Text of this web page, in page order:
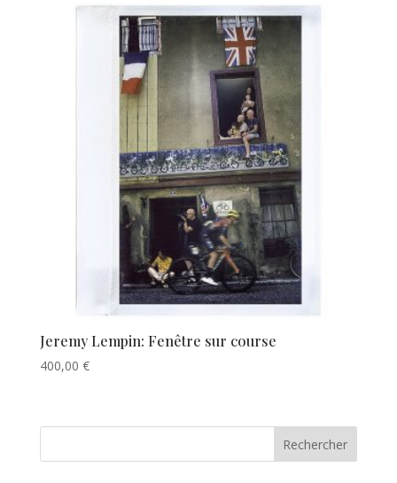
Jeremy Lempin: Fenêtre sur course
400,00 €
Rechercher